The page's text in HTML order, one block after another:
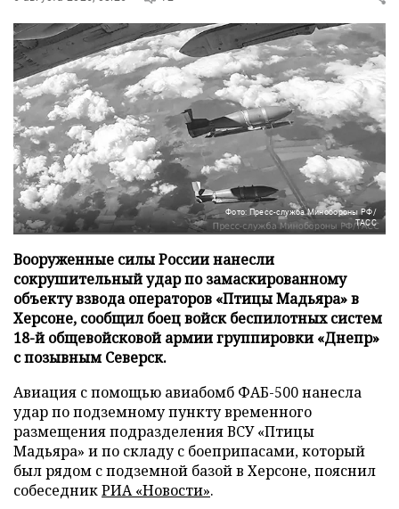
Фото: Пресс-служба Минобороны РФ/
ТАСС
Вооруженные силы России нанесли
сокрушительный удар по замаскированному
объекту взвода операторов «Птицы Мадьяра» в
Херсоне, сообщил боец войск беспилотных систем
18-й общевойсковой армии группировки «Днепр»
с позывным Северск.
Авиация с помощью авиабомб ФАБ-500 нанесла
удар по подземному пункту временного
размещения подразделения ВСУ «Птицы
Мадьяра» и по складу с боеприпасами, который
был рядом с подземной базой в Херсоне, пояснил
собеседникРИА «Новости».